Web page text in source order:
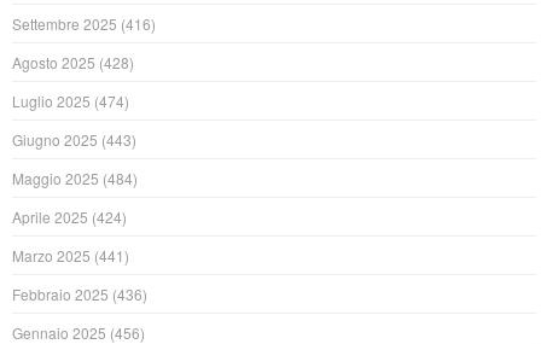
Settembre 2025 (416)
Agosto 2025 (428)
Luglio 2025 (474)
Giugno 2025 (443)
Maggio 2025 (484)
Aprile 2025 (424)
Marzo 2025 (441)
Febbraio 2025 (436)
Gennaio 2025 (456)